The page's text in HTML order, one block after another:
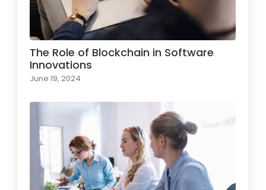
The Role of Blockchain in Software
Innovations
June 19, 2024